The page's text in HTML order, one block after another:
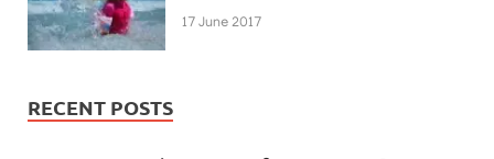
17 June 2017
RECENT POSTS